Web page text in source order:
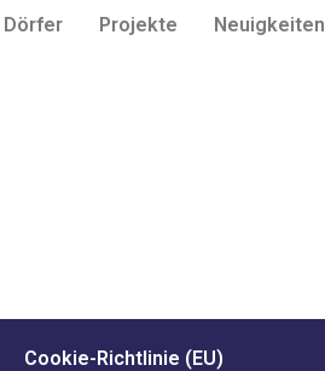
Dörfer Projekte Neuigkeiten
Cookie-Richtlinie (EU)